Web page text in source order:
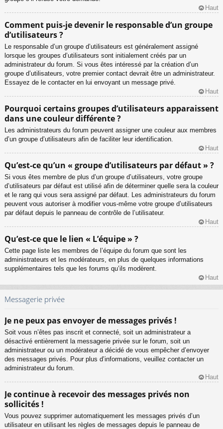
Haut
Comment puis-je devenir le responsable d’un groupe
d’utilisateurs ?
Le responsable d’un groupe d’utilisateurs est généralement assigné
lorsque les groupes d’utilisateurs sont initialement créés par un
administrateur du forum. Si vous êtes intéressé par la création d’un
groupe d’utilisateurs, votre premier contact devrait être un administrateur.
Essayez de le contacter en lui envoyant un message privé.
Haut
Pourquoi certains groupes d’utilisateurs apparaissent
dans une couleur différente ?
Les administrateurs du forum peuvent assigner une couleur aux membres
d’un groupe d’utilisateurs afin de faciliter leur identification.
Haut
Qu’est-ce qu’un « groupe d’utilisateurs par défaut » ?
Si vous êtes membre de plus d’un groupe d’utilisateurs, votre groupe
d’utilisateurs par défaut est utilisé afin de déterminer quelle sera la couleur
et le rang qui vous sera assigné par défaut. Les administrateurs du forum
peuvent vous autoriser à modifier vous-même votre groupe d’utilisateurs
par défaut depuis le panneau de contrôle de l’utilisateur.
Haut
Qu’est-ce que le lien « L’équipe » ?
Cette page liste les membres de l’équipe du forum que sont les
administrateurs et les modérateurs, en plus de quelques informations
supplémentaires tels que les forums qu’ils modèrent.
Haut
Messagerie privée
Je ne peux pas envoyer de messages privés !
Soit vous n’êtes pas inscrit et connecté, soit un administrateur a
désactivé entièrement la messagerie privée sur le forum, soit un
administrateur ou un modérateur a décidé de vous empêcher d’envoyer
des messages privés. Pour plus d’informations, veuillez contacter un
administrateur du forum.
Haut
Je continue à recevoir des messages privés non
sollicités !
Vous pouvez supprimer automatiquement les messages privés d’un
utilisateur en utilisant les règles de messages depuis le panneau de